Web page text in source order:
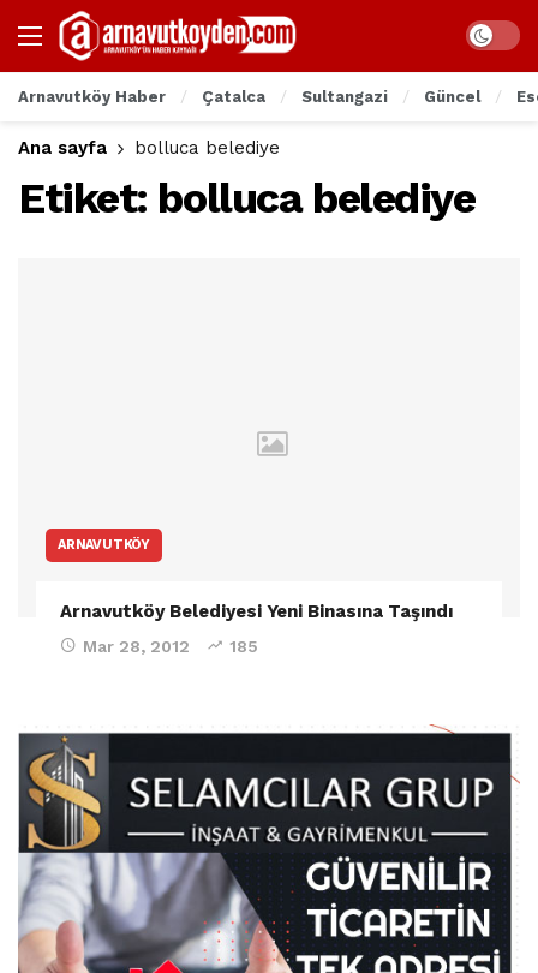
Arnavutköy Haber Çatalca Sultangazi Güncel
Ana sayfa bolluca belediye
Etiket: bolluca belediye
ARNAVUTKÖY
Arnavutköy Belediyesi Yeni Binasına Taşındı
Mar 28, 2012 185